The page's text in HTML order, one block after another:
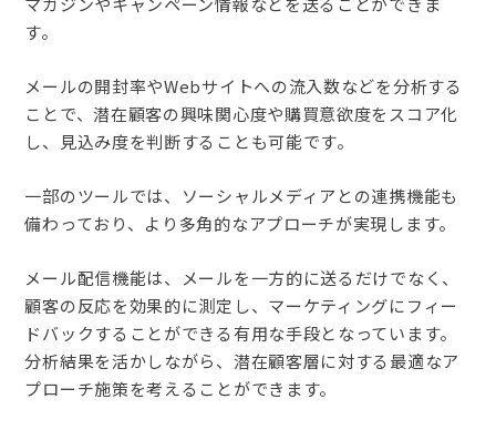
す。
メールの開封率やWebサイトへの流入数などを分析する
ことで、潜在顧客の興味関心度や購買意欲度をスコア化
し、見込み度を判断することも可能です。
一部のツールでは、ソーシャルメディアとの連携機能も
備わっており、より多角的なアプローチが実現します。
メール配信機能は、メールを一方的に送るだけでなく、
顧客の反応を効果的に測定し、マーケティングにフィー
ドバックすることができる有用な手段となっています。
分析結果を活かしながら、潜在顧客層に対する最適なア
プローチ施策を考えることができます。